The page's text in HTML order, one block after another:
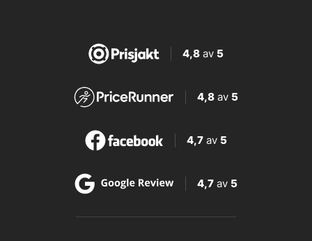
4,8av 5
4,8 av 5
4,7 av 5
4,7 av 5